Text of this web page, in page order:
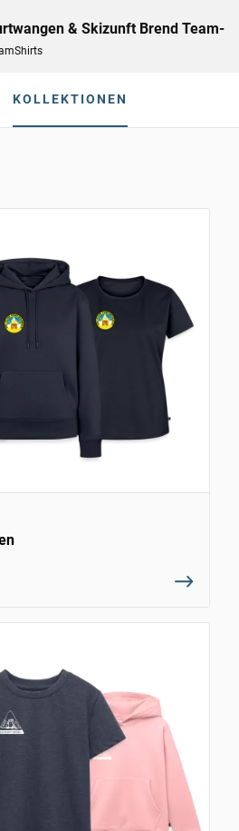
& Skizunft Brend Team-
KOLLEKTIONEN